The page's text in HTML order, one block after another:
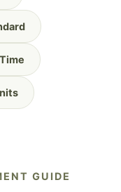
GUIDE